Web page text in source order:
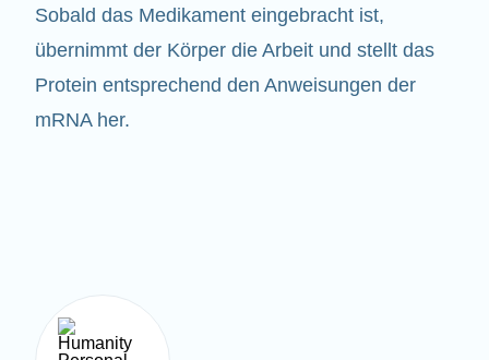
Sobald das Medikament eingebracht ist,
übernimmt der Körper die Arbeit und stellt das
Protein entsprechend den Anweisungen der
mRNA her.